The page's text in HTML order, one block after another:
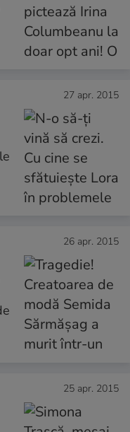
27 apr. 2015
26 apr. 2015
25 apr. 2015